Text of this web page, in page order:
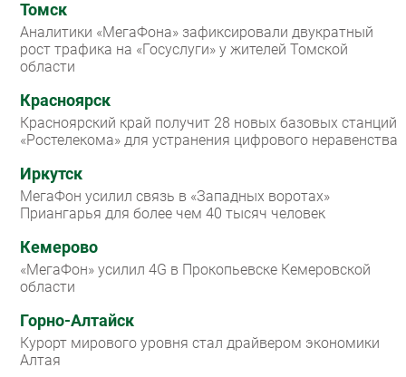
Томск
Аналитики «МегаФона» зафиксировали двукратный
рост трафика на «Госуслуги» у жителей Томской
области
Красноярск
Красноярский край получит 28 новых базовых станций
«Ростелекома» для устранения цифрового неравенства
Иркутск
МегаФон усилил связь в «Западных воротах»
Приангарья для более чем 40 тысяч человек
Кемерово
«МегаФон» усилил 4G в Прокопьевске Кемеровской
области
Горно-Алтайск
Курорт мирового уровня стал драйвером экономики
Алтая